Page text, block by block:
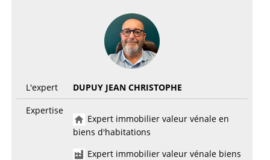
L'expert
DUPUY JEAN CHRISTOPHE
Expertise
Expert immobilier valeur vénale en
biens d'habitations
Expert immobilier valeur vénale biens